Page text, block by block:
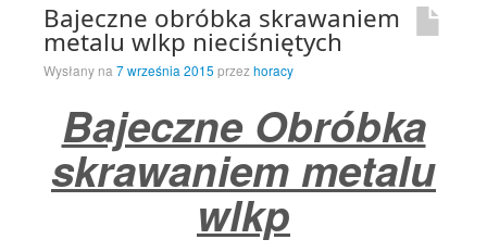
Bajeczne obróbka skrawaniem
metalu wlkp nieciśniętych
Wysłany na 7 września 2015 przezhoracy
Bajeczne Obróbka
skrawaniem metalu
wlkp